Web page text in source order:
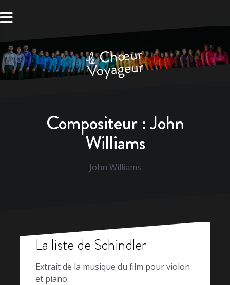
au
Compositeur :John
Williams
John Williams
La liste de Schindler
Extrait de la musique du film pour violon
et piano.